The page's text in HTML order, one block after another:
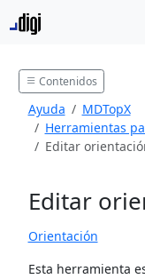
Contenidos
Ayuda
MDTopX
Herramientas
Editar
Editar
Orientación
Esta herramienta